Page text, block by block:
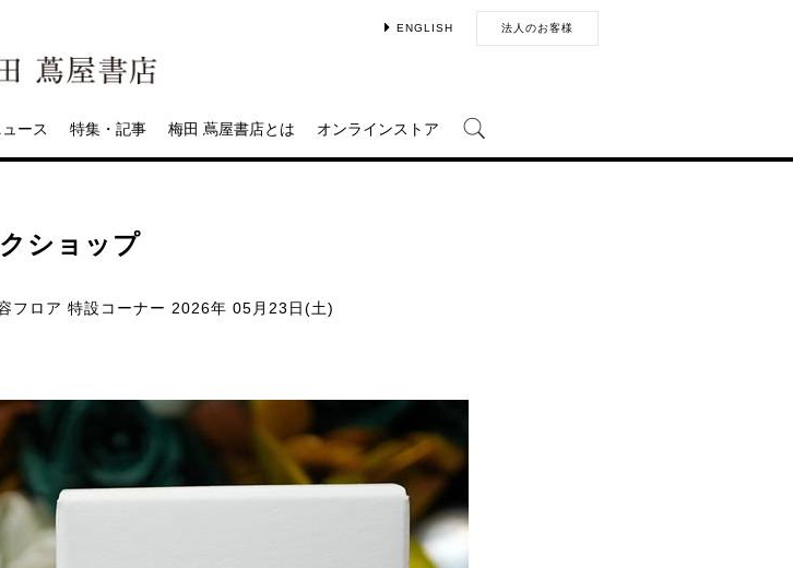
ENGLISH 法人のお客様
ース 特集・記事 梅田 蔦屋書店とは オンラインストア
ショップ
フロア 特設コーナー 2026年 05月23日(土)